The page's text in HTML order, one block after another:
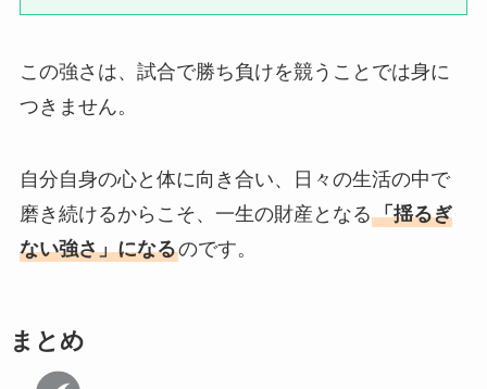
この強さは、試合で勝ち負けを競うことでは身に
つきません。
自分自身の心と体に向き合い、日々の生活の中で
磨き続けるからこそ、一生の財産となる「揺るぎ
ない強さ」になるのです。
まとめ